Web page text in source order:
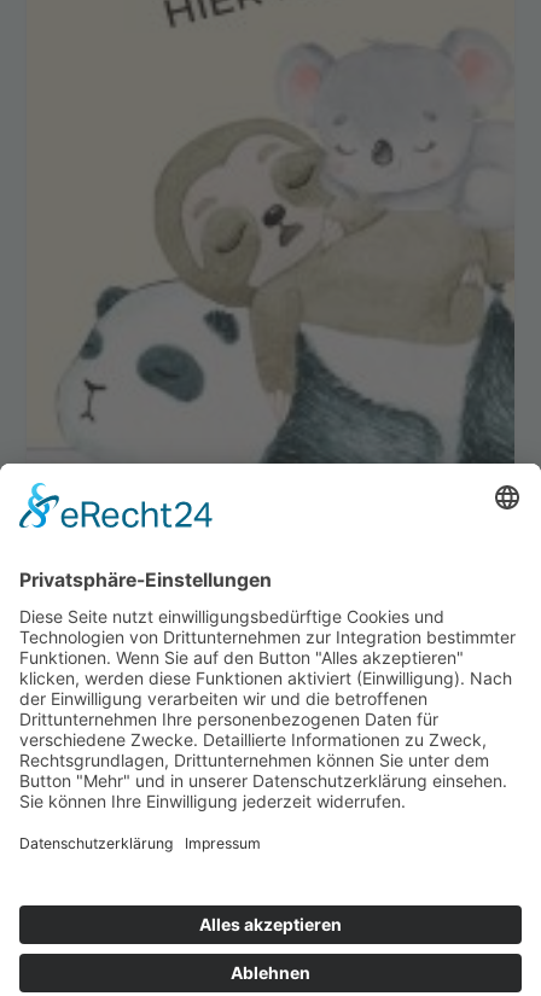
happybabyness.com | © 2026. Konzept & Umsetzung:Kühe im Netz
| Alle Rechte vorbehalten.